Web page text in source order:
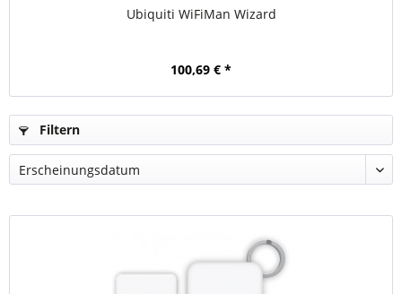
Ubiquiti WiFiMan Wizard
100,69 € *
Filtern